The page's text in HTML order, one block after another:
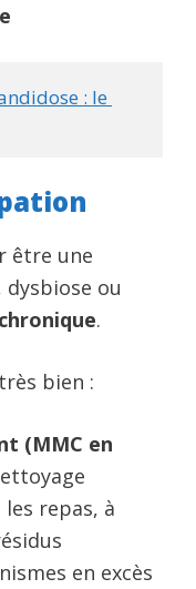
: le
être une
dysbiose ou
.
bien :
(MMC en
repas, à
en excès